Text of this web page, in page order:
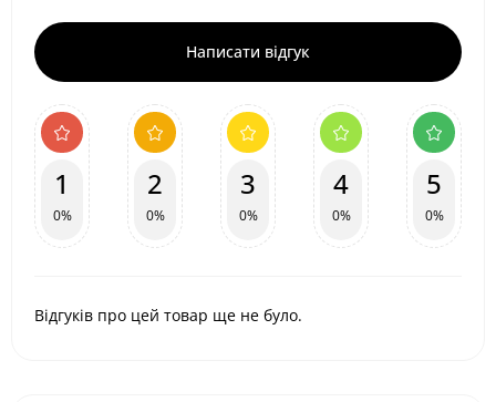
Написати відгук
1
0%
2
0%
3
0%
4
0%
5
0%
Відгуків про цей товар ще не було.